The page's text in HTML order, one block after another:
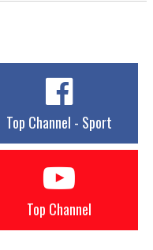
Top Channel - Sport
Top Channel